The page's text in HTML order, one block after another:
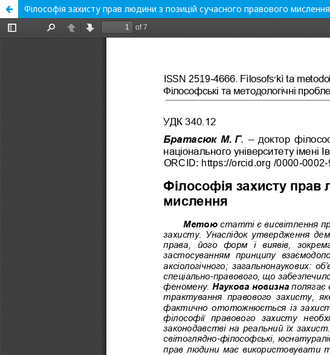
Філософія захисту прав людини з позицій сучасного правового мислення